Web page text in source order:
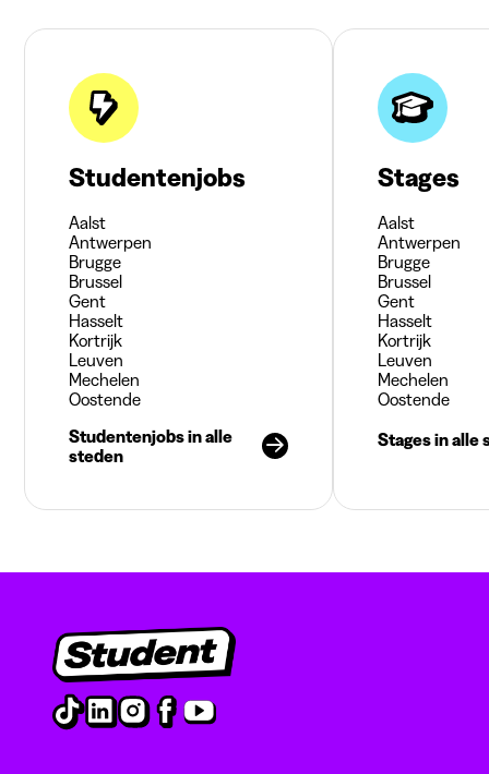
Studentenjobs
Aalst
Antwerpen
Brugge
Brussel
Gent
Hasselt
Kortrijk
Leuven
Mechelen
Oostende
Studentenjobs in alle
steden
Stages
Aalst
Antwerpen
Brugge
Brussel
Gent
Hasselt
Kortrijk
Leuven
Mechelen
Oostende
Stages in alle